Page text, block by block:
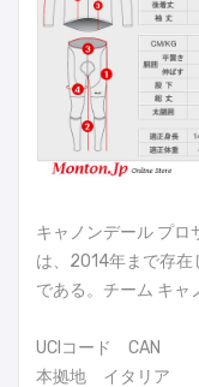
キャノンデール プロ
は、2014年まで存在
である。チーム キャ
UCIコード CAN
本拠地 イタリア